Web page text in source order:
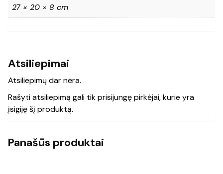
27 × 20 × 8 cm
Atsiliepimai
Atsiliepimų dar nėra.
Rašyti atsiliepimą gali tik prisijungę pirkėjai, kurie yra
įsigiję šį produktą.
Panašūs produktai